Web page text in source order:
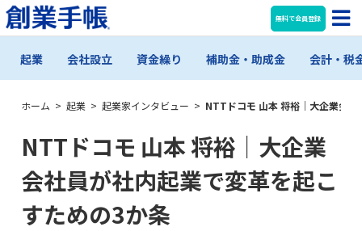
無料で会員登録
起業 会社設立 資金繰り 補助金・助成金 会計・税
ホーム > 起業 > 起業家インタビュー > NTTドコモ 山本 将裕｜大企業会
NTTドコモ 山本 将裕｜大企業
会社員が社内起業で変革を起こ
すための3か条